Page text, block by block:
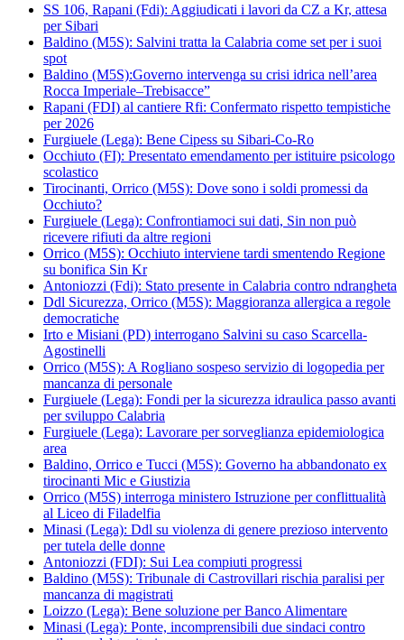
SS 106, Rapani (Fdi): Aggiudicati i lavori da CZ a Kr, attesa
per Sibari
Baldino (M5S): Salvini tratta la Calabria come set per i suoi
spot
Baldino (M5S):Governo intervenga su crisi idrica nell’area
Rocca Imperiale–Trebisacce”
Rapani (FDI) al cantiere Rfi: Confermato rispetto tempistiche
per 2026
Furgiuele (Lega): Bene Cipess su Sibari-Co-Ro
Occhiuto (FI): Presentato emendamento per istituire psicologo
scolastico
Tirocinanti, Orrico (M5S): Dove sono i soldi promessi da
Occhiuto?
Furgiuele (Lega): Confrontiamoci sui dati, Sin non può
ricevere rifiuti da altre regioni
Orrico (M5S): Occhiuto interviene tardi smentendo Regione
su bonifica Sin Kr
Antoniozzi (Fdi): Stato presente in Calabria contro ndrangheta
Ddl Sicurezza, Orrico (M5S): Maggioranza allergica a regole
democratiche
Irto e Misiani (PD) interrogano Salvini su caso Scarcella-
Agostinelli
Orrico (M5S): A Rogliano sospeso servizio di logopedia per
mancanza di personale
Furgiuele (Lega): Fondi per la sicurezza idraulica passo avanti
per sviluppo Calabria
Furgiuele (Lega): Lavorare per sorveglianza epidemiologica
area
Baldino, Orrico e Tucci (M5S): Governo ha abbandonato ex
tirocinanti Mic e Giustizia
Orrico (M5S) interroga ministero Istruzione per conflittualità
al Liceo di Filadelfia
Minasi (Lega): Ddl su violenza di genere prezioso intervento
per tutela delle donne
Antoniozzi (FDI): Sui Lea compiuti progressi
Baldino (M5S): Tribunale di Castrovillari rischia paralisi per
mancanza di magistrati
Loizzo (Lega): Bene soluzione per Banco Alimentare
Minasi (Lega): Ponte, incomprensibili due sindaci contro